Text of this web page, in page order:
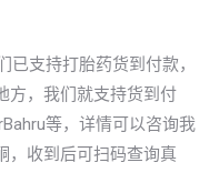
支持打胎药货到付款，
方，我们就支持货到付
等，详情可以咨询我
，收到后可扫码查询真